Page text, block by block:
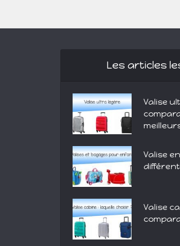
Les articles
Valise
Valise
Valise